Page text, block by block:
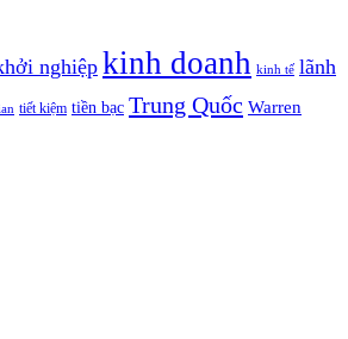
nghiệpkinh doanh kinh tế lãnh
tiết kiệm tiền bạc Trung Quốc Warren